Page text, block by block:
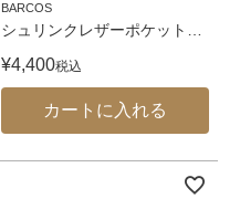
BARCOS
シュリンクレザーポケット
¥4,400税込
カートに入れる